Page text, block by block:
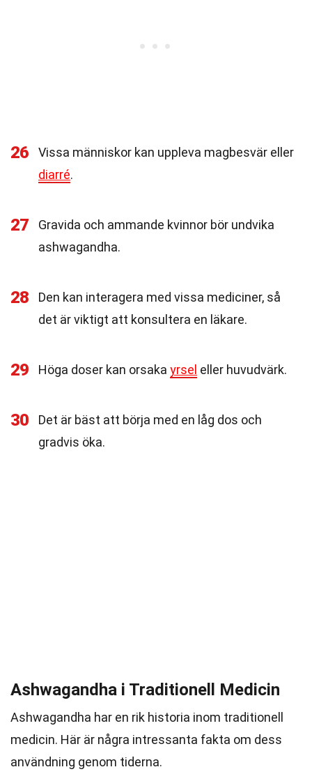
26
Vissa människor kan uppleva magbesvär eller
diarré.
27
Gravida och ammande kvinnor bör undvika
ashwagandha.
28
Den kan interagera med vissa mediciner, så
det är viktigt att konsultera en läkare.
29 Höga doser kan orsaka yrsel eller huvudvärk.
30
Det är bäst att börja med en låg dos och
gradvis öka.
Ashwagandha i Traditionell Medicin
Ashwagandha har en rik historia inom traditionell
medicin. Här är några intressanta fakta om dess
användning genom tiderna.